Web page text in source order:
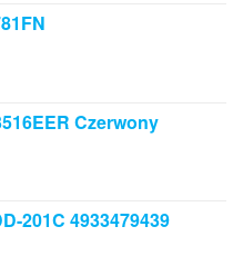
Czerwony
201C 4933479439